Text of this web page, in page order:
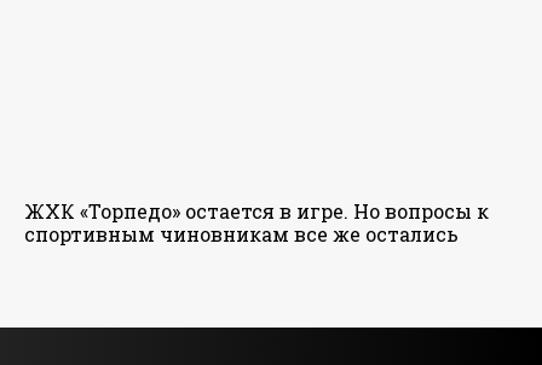
ЖХК «Торпедо» остается в игре. Но вопросы к
спортивным чиновникам все же остались